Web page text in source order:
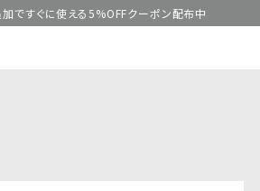
ですぐに使える5%OFFクーポン配布中